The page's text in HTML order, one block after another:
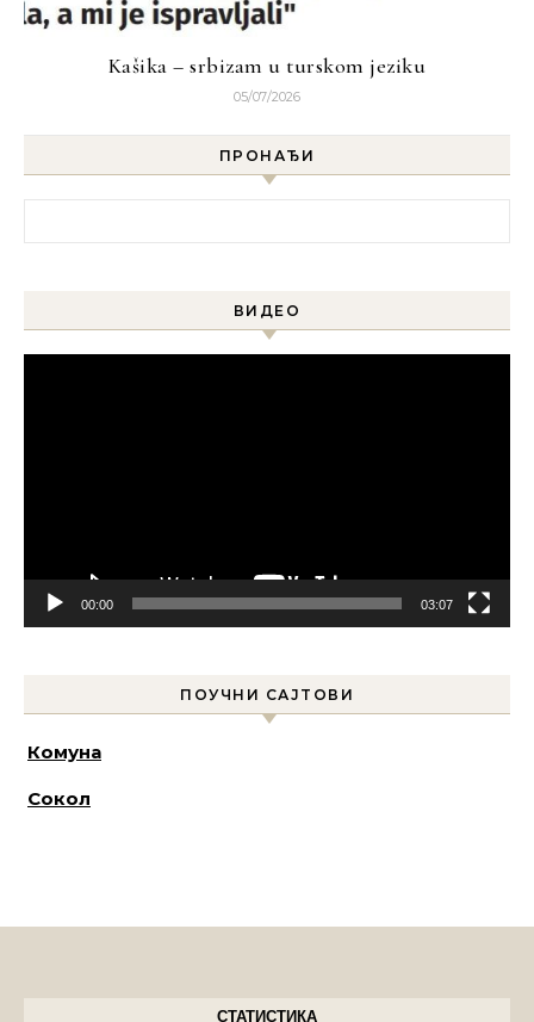
Kašika – srbizam u turskom jeziku
05/07/2026
ПРОНАЂИ
ВИДЕО
00:00 03:07
ПОУЧНИ САЈТОВИ
Комуна
Сокол
СТАТИСТИКА